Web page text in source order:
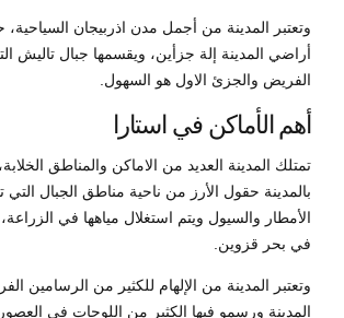
وتعتبر المدينة من أجمل مدن اذربيجان
أراضي المدينة إلة جزأين، ويقسمها جبال تاليش
الفريض والجزئ الاول هو السهول.
أهم الأماكن في استارا
تمتلك المدينة العديد من الاماكن والمناطق
بالمدينة حقول الأرز من ناحية مناطق الجبال
الأمطار والسيول ويتم استغلال مياهها في
في بحر قزوين.
وتعتبر المدينة من الإلهام للكثير من الرسامين
المدينة ورسمو فيها الكثير من اللوحات في